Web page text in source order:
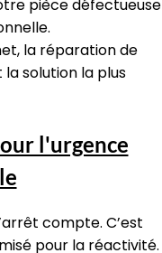
pièce défectueuse
la réparation de
solution la plus
l'urgence
compte. C’est
pour la réactivité.